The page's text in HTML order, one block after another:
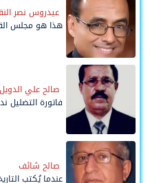
عيدروس نصر
هذا هو مجلس
صالح علي
فاتورة التضليل
صالح شائف
عندما يُكتب